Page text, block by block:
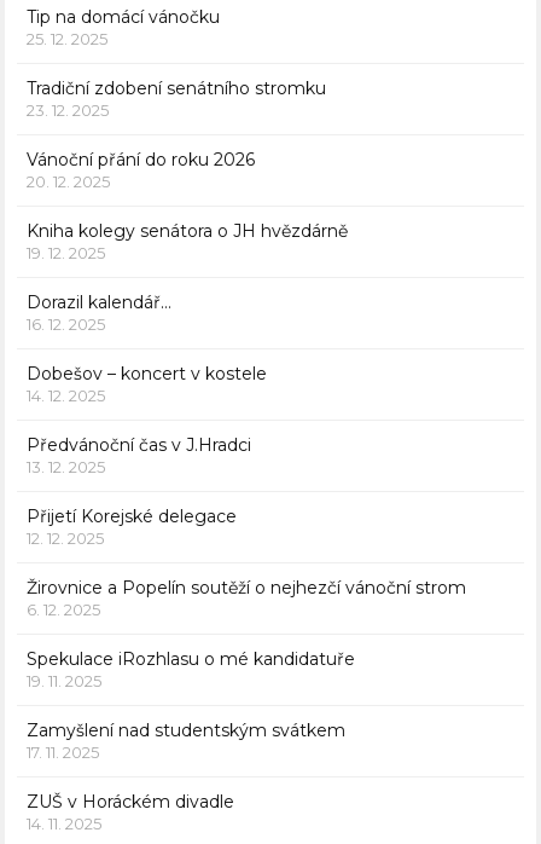
Tip na domácí vánočku
25. 12. 2025
Tradiční zdobení senátního stromku
23. 12. 2025
Vánoční přání do roku 2026
20. 12. 2025
Kniha kolegy senátora o JH hvězdárně
19. 12. 2025
Dorazil kalendář…
16. 12. 2025
Dobešov – koncert v kostele
14. 12. 2025
Předvánoční čas v J.Hradci
13. 12. 2025
Přijetí Korejské delegace
12. 12. 2025
Žirovnice a Popelín soutěží o nejhezčí vánoční strom
6. 12. 2025
Spekulace iRozhlasu o mé kandidatuře
19. 11. 2025
Zamyšlení nad studentským svátkem
17. 11. 2025
ZUŠ v Horáckém divadle
14. 11. 2025